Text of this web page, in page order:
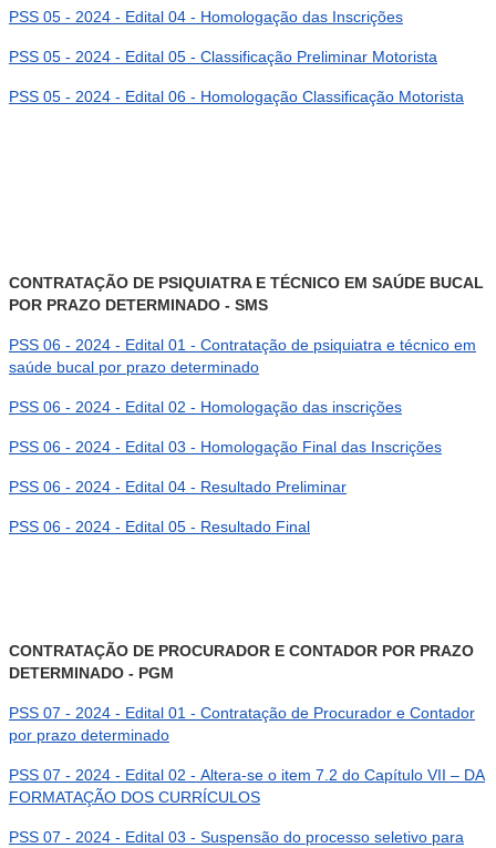
PSS 05 - 2024 - Edital 04 - Homologação das Inscrições
PSS 05 - 2024 - Edital 05 - Classificação Preliminar Motorista
PSS 05 - 2024 - Edital 06 - Homologação Classificação Motorista
CONTRATAÇÃO DE PSIQUIATRA E TÉCNICO EM SAÚDE BUCAL
POR PRAZO DETERMINADO - SMS
PSS 06 - 2024 - Edital 01 - Contratação de psiquiatra e técnico em
saúde bucal por prazo determinado
PSS 06 - 2024 - Edital 02 - Homologação das inscrições
PSS 06 - 2024 - Edital 03 - Homologação Final das Inscrições
PSS 06 - 2024 - Edital 04 - Resultado Preliminar
PSS 06 - 2024 - Edital 05 - Resultado Final
CONTRATAÇÃO DE PROCURADOR E CONTADOR POR PRAZO
DETERMINADO - PGM
PSS 07 - 2024 - Edital 01 - Contratação de Procurador e Contador
por prazo determinado
PSS 07 - 2024 - Edital 02 - Altera-se o item 7.2 do Capítulo VII – DA
FORMATAÇÃO DOS CURRÍCULOS
PSS 07 - 2024 - Edital 03 - Suspensão do processo seletivo para